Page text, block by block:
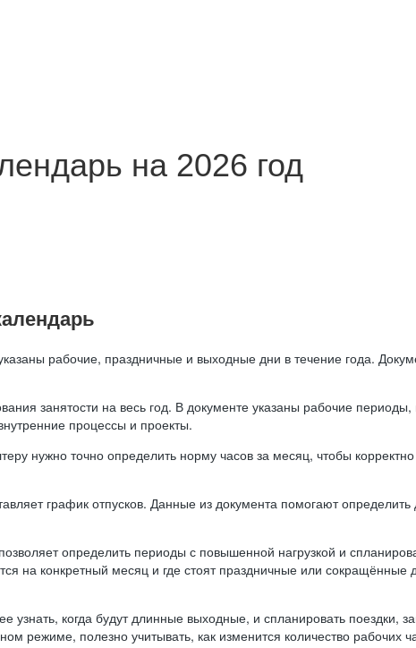
на 2026 год
рабочие, праздничные и выходные дни в течение года.
занятости на весь год. В документе указаны рабочие
процессы и проекты.
нужно точно определить норму часов за месяц, чтобы
график отпусков. Данные из документа помогают
определить периоды с повышенной нагрузкой и
на конкретный месяц и где стоят праздничные или
узнать, когда будут длинные выходные, и спланировать поездки,
режиме, полезно учитывать, как изменится количество рабочих